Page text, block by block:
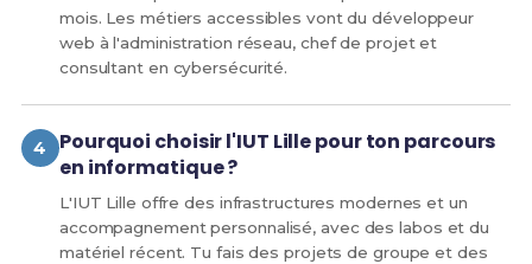
mois. Les métiers accessibles vont du développeur
web à l'administration réseau, chef de projet et
consultant en cybersécurité.
Pourquoi choisir l'IUT Lille pour ton parcours
en informatique ?
L'IUT Lille offre des infrastructures modernes et un
accompagnement personnalisé, avec des labos et du
matériel récent. Tu fais des projets de groupe et des